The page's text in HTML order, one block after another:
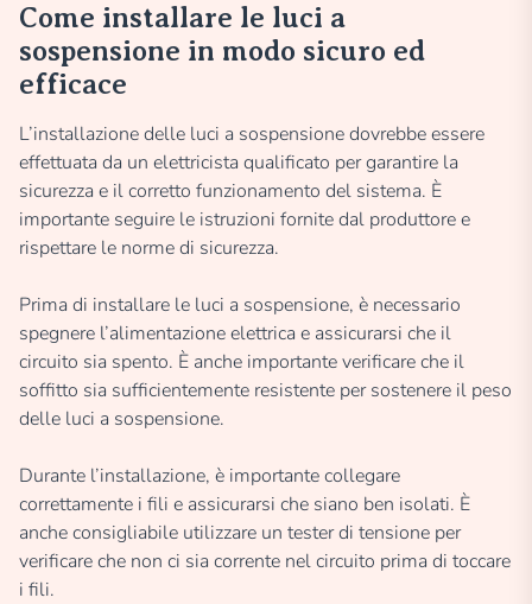
Come installare le luci a
sospensione in modo sicuro ed
efficace
L’installazione delle luci a sospensione dovrebbe essere
effettuata da un elettricista qualificato per garantire la
sicurezza e il corretto funzionamento del sistema. È
importante seguire le istruzioni fornite dal produttore e
rispettare le norme di sicurezza.
Prima di installare le luci a sospensione, è necessario
spegnere l’alimentazione elettrica e assicurarsi che il
circuito sia spento. È anche importante verificare che il
soffitto sia sufficientemente resistente per sostenere il peso
delle luci a sospensione.
Durante l’installazione, è importante collegare
correttamente i fili e assicurarsi che siano ben isolati. È
anche consigliabile utilizzare un tester di tensione per
verificare che non ci sia corrente nel circuito prima di toccare
i fili.